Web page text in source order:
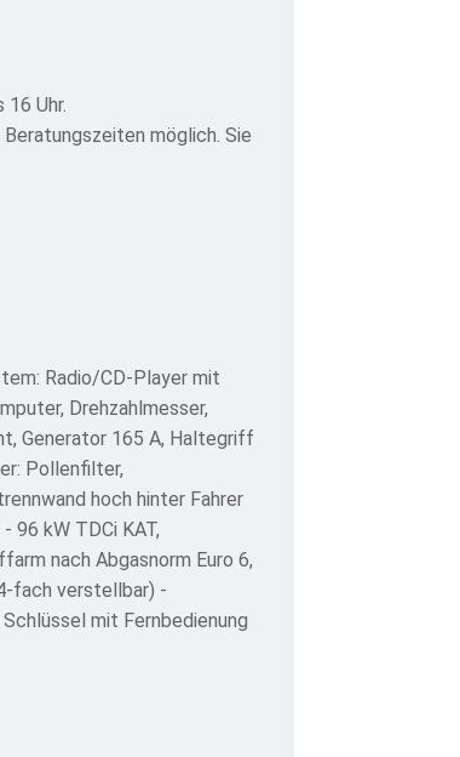
Uhr.
möglich. Sie
Radio/CD-Player mit
Drehzahlmesser,
Generator 165 A, Haltegriff
Pollenfilter,
hoch hinter Fahrer
96 kW TDCi KAT,
nach Abgasnorm Euro 6,
fach verstellbar) -
mit Fernbedienung